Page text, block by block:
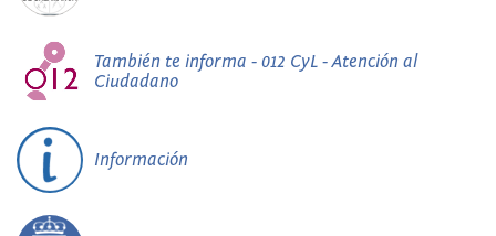
También te informa - 012 CyL - Atención al
Ciudadano
Información